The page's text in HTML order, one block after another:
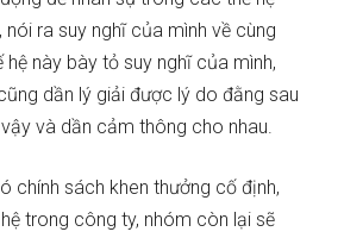
ra suy nghĩ của mình về cùng
hệ này bày tỏ suy nghĩ của mình,
dần lý giải được lý do đằng sau
và dần cảm thông cho nhau.
chính sách khen thưởng cố định,
trong công ty, nhóm còn lại sẽ